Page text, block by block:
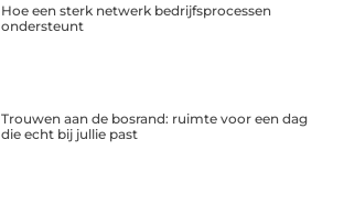
Hoe een sterk netwerk bedrijfsprocessen
ondersteunt
Trouwen aan de bosrand: ruimte voor een dag
die echt bij jullie past